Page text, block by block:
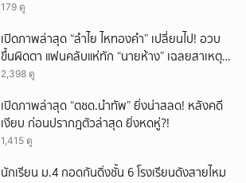
179 ดู
เปิดภาพล่าสุด “ลำไย ไหทองคำ” เปลี่ยนไป! อวบ
ขึ้นผิดตา แฟนคลับแห่ทัก “นายห้าง” เฉลยสาเหตุ
ชัด!
2,398 ดู
เปิดภาพล่าสุด “ตชด.นำทัพ” ยิ่งน่าสลด! หลังคดี
เงียบ ก่อนปรากฎตัวล่าสุด ยิ่งหดหู่?!
1,415 ดู
นักเรียน ม.4 กอดกันดิ่งชั้น 6 โรงเรียนดังสายไหม